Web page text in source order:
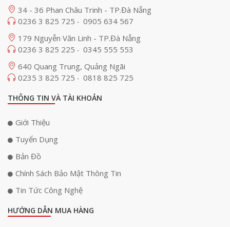
34 - 36 Phan Châu Trinh - TP.Đà Nẵng
0236 3 825 725 - 0905 634 567
179 Nguyễn Văn Linh - TP.Đà Nẵng
0236 3 825 225 - 0345 555 553
640 Quang Trung, Quảng Ngãi
0235 3 825 725 - 0818 825 725
THÔNG TIN VÀ TÀI KHOẢN
Giới Thiệu
Tuyển Dụng
Bản Đồ
Chính Sách Bảo Mật Thông Tin
Tin Tức Công Nghệ
HƯỚNG DẪN MUA HÀNG